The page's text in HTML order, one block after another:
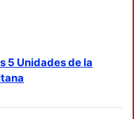
5 Unidades de la